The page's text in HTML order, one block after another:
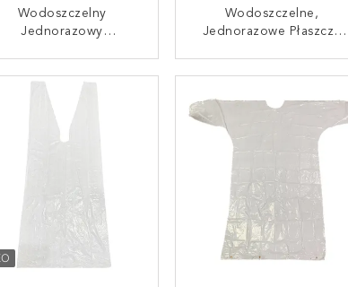
Wodoszczelny
Jednorazowy
Rękawami I Kapturą
SKONTAKTUJ SIĘ TERAZ
Wodoszczelne,
Jednorazowe Płaszcze
Deszczowe.
SKONTAKTUJ SIĘ TERAZ